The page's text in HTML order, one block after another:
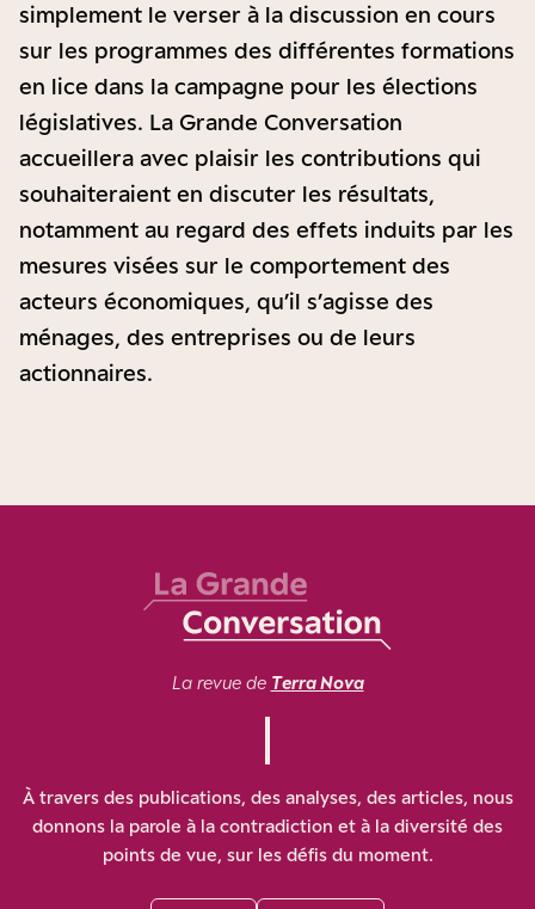
simplement le verser à la discussion en cours
sur les programmes des différentes formations
en lice dans la campagne pour les élections
législatives. La Grande Conversation
accueillera avec plaisir les contributions qui
souhaiteraient en discuter les résultats,
notamment au regard des effets induits par les
mesures visées sur le comportement des
acteurs économiques, qu’il s’agisse des
ménages, des entreprises ou de leurs
actionnaires.
La revue de Terra Nova
À travers des publications, des analyses, des articles, nous
donnons la parole à la contradiction et à la diversité des
points de vue, sur les défis du moment.